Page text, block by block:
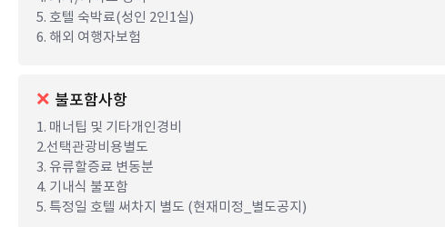
5. 호텔 숙박료(성인 2인1실)
6. 해외 여행자보험
불포함사항
1. 매너팁 및 기타개인경비
2.선택관광비용별도
3. 유류할증료 변동분
4. 기내식 불포함
5. 특정일 호텔 써차지 별도 (현재미정_별도공지)